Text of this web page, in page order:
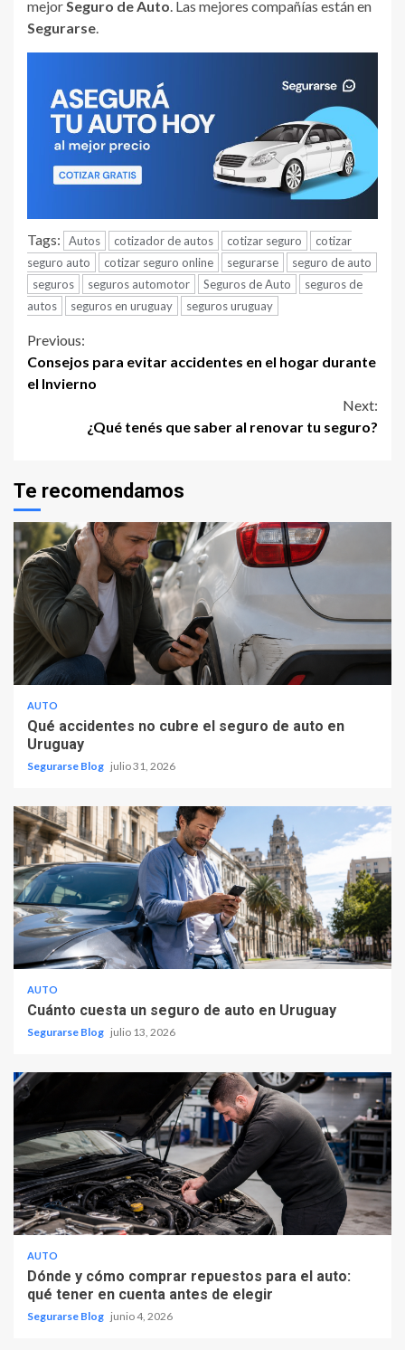
mejor Seguro de Auto . Las mejores compañías están en
Segurarse
Tags: Autos cotizador de autos cotizar seguro
cotizar
seguro auto
cotizar seguro online segurarse
seguro de auto
seguros
seguros automotor Seguros de Auto
seguros de
autos
seguros en uruguay seguros uruguay
Continue
Reading
Previous:
Consejos para evitar accidentes en el hogar durante
el Invierno
Next:
¿Qué tenés que saber al renovar tu seguro?
Te recomendamos
AUTO
Qué accidentes no cubre el seguro de auto en
Uruguay
Segurarse Blog julio 31, 2026
AUTO
Cuánto cuesta un seguro de auto en Uruguay
Segurarse Blog julio 13, 2026
AUTO
Dónde y cómo comprar repuestos para el auto:
qué tener en cuenta antes de elegir
Segurarse Blog junio 4, 2026